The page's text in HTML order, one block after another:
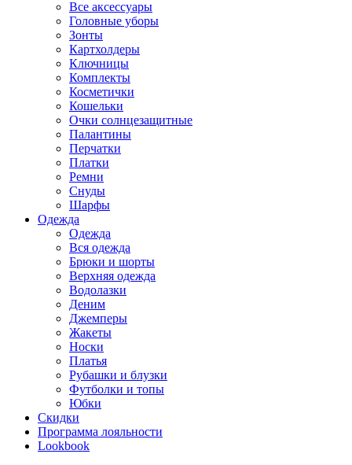
Все аксессуары
Головные уборы
Зонты
Картхолдеры
Ключницы
Комплекты
Косметички
Кошельки
Очки солнцезащитные
Палантины
Перчатки
Платки
Ремни
Снуды
Шарфы
Одежда
Одежда
Вся одежда
Брюки и шорты
Верхняя одежда
Водолазки
Деним
Джемперы
Жакеты
Носки
Платья
Рубашки и блузки
Футболки и топы
Юбки
Скидки
Программа лояльности
Lookbook